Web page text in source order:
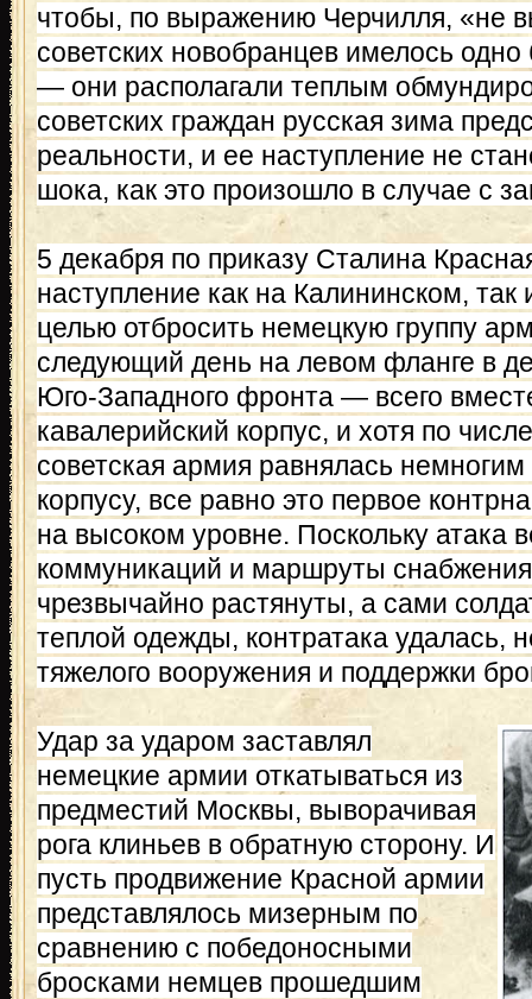
чтобы, по выражению Черчилля, «не
советских новобранцев имелось
— они располагали теплым
советских граждан русская зима
реальности, и ее наступление не
шока, как это произошло в случае с
5 декабря по приказу Сталина
наступление как на Калининском,
целью отбросить немецкую группу
следующий день на левом фланге в
Юго-Западного фронта — всего
кавалерийский корпус, и хотя по
советская армия равнялась
корпусу, все равно это первое
на высоком уровне. Поскольку атака
коммуникаций и маршруты
чрезвычайно растянуты, а сами
теплой одежды, контратака удалась,
тяжелого вооружения и поддержки
Удар за ударом заставлял
немецкие армии откатываться из
предместий Москвы, выворачивая
рога клиньев в обратную сторону. И
пусть продвижение Красной армии
представлялось мизерным по
сравнению с победоносными
бросками немцев прошедшим